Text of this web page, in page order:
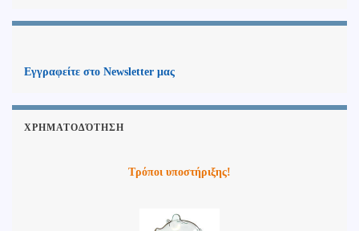
Εγγραφείτε στο Newsletter μας
ΧΡΗΜΑΤΟΔΌΤΗΣΗ
Τρόποι υποστήριξης!